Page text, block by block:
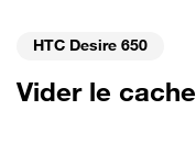
HTC Desire 650
Vider le cache